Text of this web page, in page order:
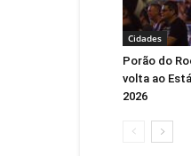
Cidades
Porão do
volta ao
2026